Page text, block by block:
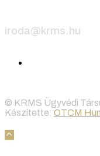
iroda@krms.hu
© KRMS Ügyvédi
Készítette: OTCM